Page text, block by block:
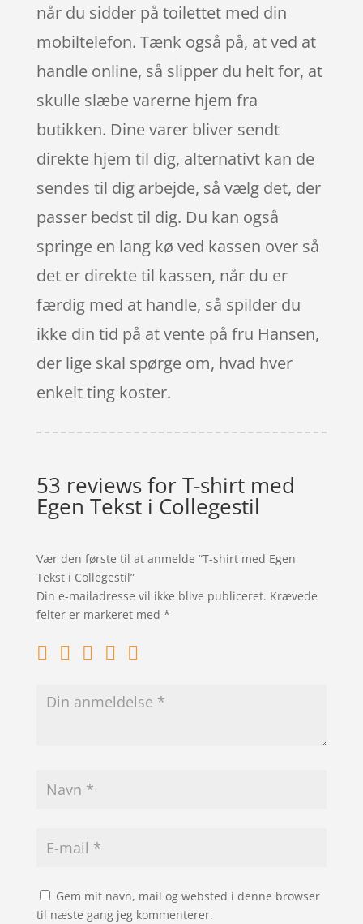
når du sidder på toilettet med din
mobiltelefon. Tænk også på, at ved at
handle online, så slipper du helt for, at
skulle slæbe varerne hjem fra
butikken. Dine varer bliver sendt
direkte hjem til dig, alternativt kan de
sendes til dig arbejde, så vælg det, der
passer bedst til dig. Du kan også
springe en lang kø ved kassen over så
det er direkte til kassen, når du er
færdig med at handle, så spilder du
ikke din tid på at vente på fru Hansen,
der lige skal spørge om, hvad hver
enkelt ting koster.
53 reviews forT-shirt med
Egen Tekst i Collegestil
Vær den første til at anmelde “T-shirt med Egen
Tekst i Collegestil”
Din e-mailadresse vil ikke blive publiceret. Krævede
felter er markeret med *
Gem mit navn, mail og websted i denne browser
til næste gang jeg kommenterer.